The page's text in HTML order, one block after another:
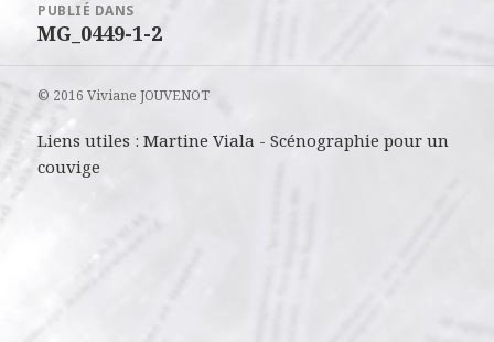
l’article
PUBLIÉ DANS
MG_0449-1-2
© 2016 Viviane JOUVENOT
Liens utiles :Martine Viala -Scénographie pour un
couvige